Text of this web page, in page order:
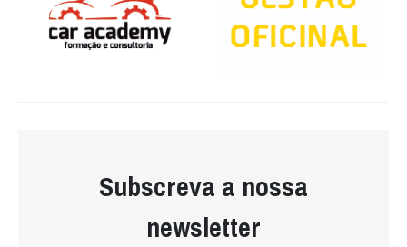
Subscreva a nossa
newsletter